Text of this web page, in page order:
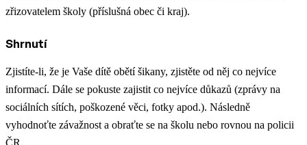
zřizovatelem školy (příslušná obec či kraj).
Shrnutí
Zjistíte-li, že je Vaše dítě obětí šikany, zjistěte od něj co nejvíce
informací. Dále se pokuste zajistit co nejvíce důkazů (zprávy na
sociálních sítích, poškozené věci, fotky apod.). Následně
vyhodnoťte závažnost a obraťte se na školu nebo rovnou na policii
ČR.